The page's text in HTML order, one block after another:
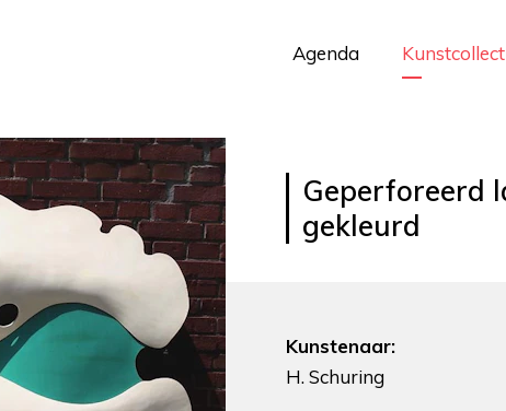
Agenda
Geperforeerd
gekleurd
Kunstenaar:
H. Schuring